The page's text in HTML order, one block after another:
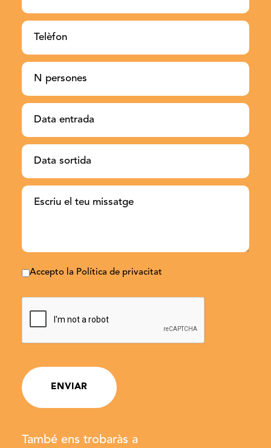
Accepto la Política de privacitat
ENVIAR
També ens trobaràs a